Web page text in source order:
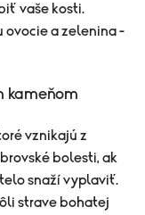
vaše kosti.
ovocie a zelenina -
kameňom
vznikajú z
bolesti, ak
telo snaží vyplaviť.
strave bohatej